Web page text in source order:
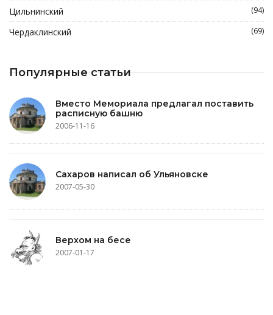
Цильнинский (94)
Чердаклинский (69)
Популярные статьи
Вместо Мемориала предлагал поставить
расписную башню
2006-11-16
Сахаров написал об Ульяновске
2007-05-30
Верхом на бесе
2007-01-17